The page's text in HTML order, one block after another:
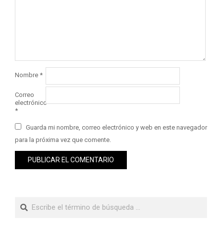
Nombre *
Correo
electrónico
*
Guarda mi nombre, correo electrónico y web en este navegador
para la próxima vez que comente.